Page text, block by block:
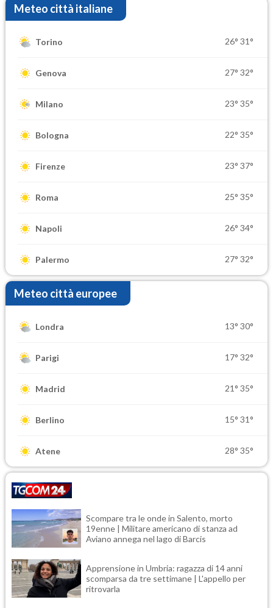
Meteo città italiane
Torino 26° 31°
Genova 27° 32°
Milano 23° 35°
Bologna 22° 35°
Firenze 23° 37°
Roma 25° 35°
Napoli 26° 34°
Palermo 27° 32°
Meteo città europee
Londra 13° 30°
Parigi 17° 32°
Madrid 21° 35°
Berlino 15° 31°
Atene 28° 35°
Scompare tra le onde in Salento, morto
19enne | Militare americano di stanza ad
Aviano annega nel lago di Barcis
Apprensione in Umbria: ragazza di 14 anni
scomparsa da tre settimane | L'appello per
ritrovarla